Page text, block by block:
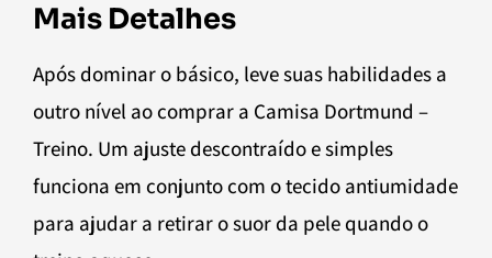
Mais Detalhes
Após dominar o básico, leve suas habilidades a
outro nível ao comprar a Camisa Dortmund –
Treino. Um ajuste descontraído e simples
funciona em conjunto com o tecido antiumidade
para ajudar a retirar o suor da pele quando o